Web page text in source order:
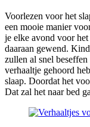
Voorlezen voor het
een mooie manier
je elke avond voor
daaraan gewend.
zullen al snel
verhaaltje gehoord
slaap. Doordat het
Dat zal het naar bed